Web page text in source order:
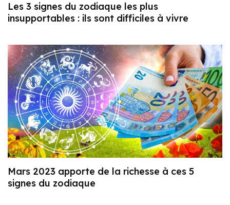
Les 3 signes du zodiaque les plus
insupportables : ils sont difficiles à vivre
Mars 2023 apporte de la richesse à ces 5
signes du zodiaque